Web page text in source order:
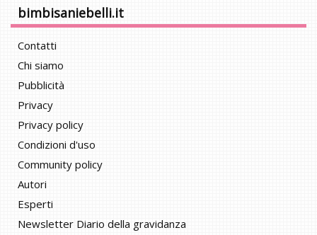
bimbisaniebelli.it
Contatti
Chi siamo
Pubblicità
Privacy
Privacy policy
Condizioni d'uso
Community policy
Autori
Esperti
Newsletter Diario della gravidanza